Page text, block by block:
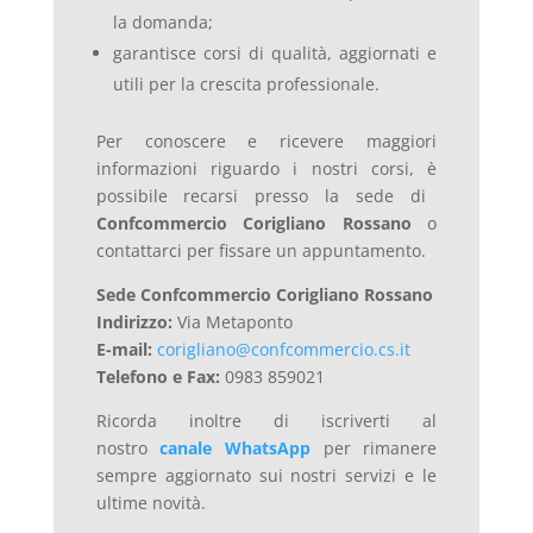
la domanda;
garantisce corsi di qualità, aggiornati e
utili per la crescita professionale.
Per conoscere e ricevere maggiori
informazioni riguardo i nostri corsi, è
possibile recarsi presso la sede di
Confcommercio Corigliano Rossano
o
contattarci per fissare un appuntamento.
Sede Confcommercio Corigliano Rossano
Indirizzo: Via Metaponto
E-mail: corigliano@confcommercio.cs.it
Telefono e Fax: 0983 859021
Ricorda inoltre di iscriverti al
nostrocanale WhatsApp
per rimanere
sempre aggiornato sui nostri servizi e le
ultime novità.